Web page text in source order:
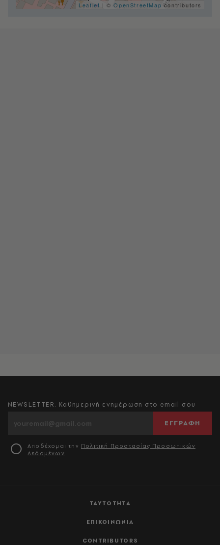
Leaflet | ©OpenStreetMap contributors
ΤΑΥΤΟΤΗΤΑ
ΕΠΙΚΟΙΝΩΝΙΑ
CONTRIBUTORS
NEWSLETTER: Καθημερινή ενημέρωση στο email σου
ΕΓΓΡΑΦΗ
Αποδέχομαι την Πολιτική Προστασίας Προσωπικών
Δεδομένων